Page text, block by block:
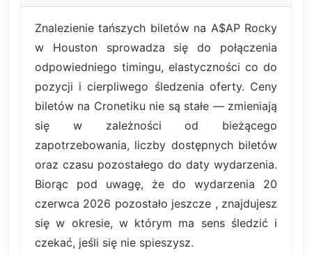
Znalezienie tańszych biletów na A$AP Rocky
w Houston sprowadza się do połączenia
odpowiedniego timingu, elastyczności co do
pozycji i cierpliwego śledzenia oferty. Ceny
biletów na Cronetiku nie są stałe — zmieniają
się w zależności od bieżącego
zapotrzebowania, liczby dostępnych biletów
oraz czasu pozostałego do daty wydarzenia.
Biorąc pod uwagę, że do wydarzenia 20
czerwca 2026 pozostało jeszcze , znajdujesz
się w okresie, w którym ma sens śledzić i
czekać, jeśli się nie spieszysz.